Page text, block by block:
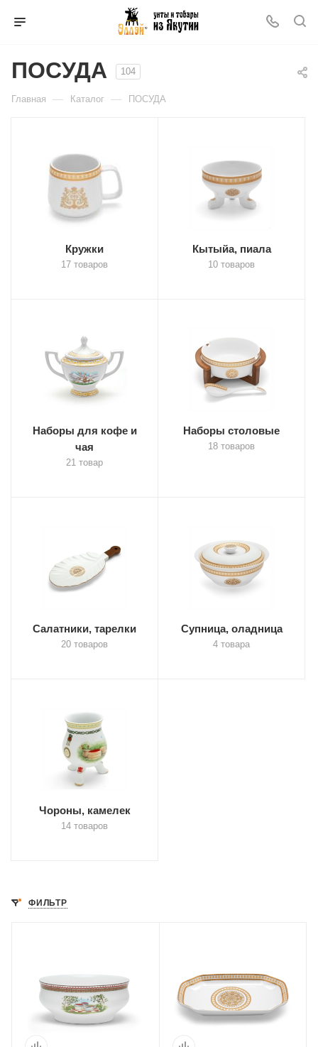
ПОСУДА 104
Главная — Каталог — ПОСУДА
Кружки
17 товаров
Кытыйа, пиала
10 товаров
Наборы для кофе и
чая
21 товар
Наборы столовые
18 товаров
Салатники, тарелки
20 товаров
Супница, оладница
4 товара
Чороны, камелек
14 товаров
ФИЛЬТР